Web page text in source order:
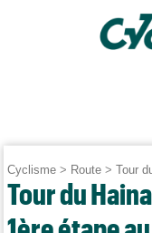
Cyclisme > Route >Tour
Tour du